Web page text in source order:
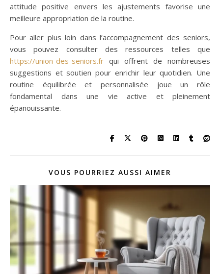
attitude positive envers les ajustements favorise une
meilleure appropriation de la routine.
Pour aller plus loin dans l’accompagnement des seniors,
vous pouvez consulter des ressources telles que
https://union-des-seniors.fr qui offrent de nombreuses
suggestions et soutien pour enrichir leur quotidien. Une
routine équilibrée et personnalisée joue un rôle
fondamental dans une vie active et pleinement
épanouissante.
VOUS POURRIEZ AUSSI AIMER